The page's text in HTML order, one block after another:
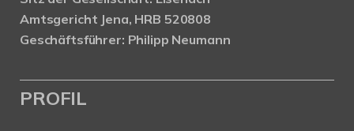
Amtsgericht Jena, HRB 520808
Geschäftsführer: Philipp Neumann
PROFIL